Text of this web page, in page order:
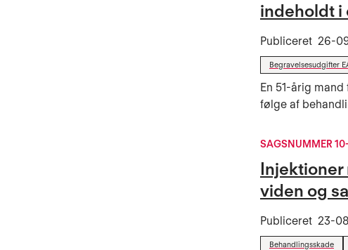
indeholdt i
Publiceret 26-
Begravelsesudgifter
En 51-årig
følge af
SAGSNUMMER
viden og
Publiceret 23-
Behandlingsskade